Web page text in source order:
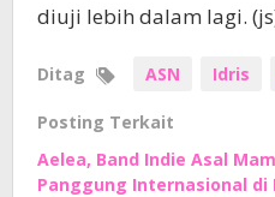
diuji lebih dalam lagi.
Ditag ASN Idris
Posting Terkait
Aelea, Band Indie Asal
Panggung Internasional di